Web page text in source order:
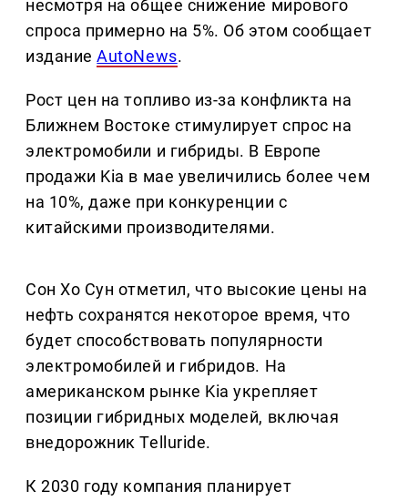
несмотря на общее снижение мирового
спроса примерно на 5%. Об этом сообщает
изданиеAutoNews.
Рост цен на топливо из-за конфликта на
Ближнем Востоке стимулирует спрос на
электромобили и гибриды. В Европе
продажи Kia в мае увеличились более чем
на 10%, даже при конкуренции с
китайскими производителями.
Сон Хо Сун отметил, что высокие цены на
нефть сохранятся некоторое время, что
будет способствовать популярности
электромобилей и гибридов. На
американском рынке Kia укрепляет
позиции гибридных моделей, включая
внедорожник Telluride.
К 2030 году компания планирует